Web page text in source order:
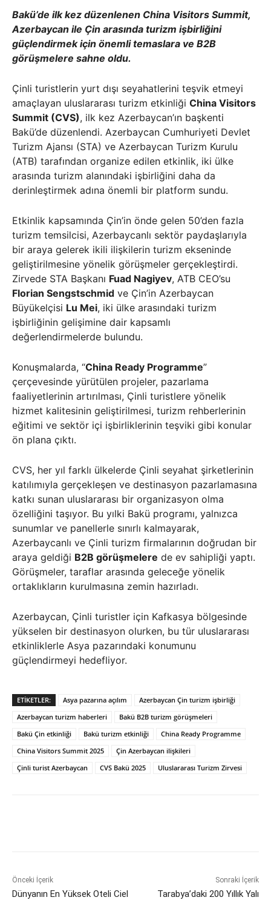
Bakü’de ilk kez düzenlenen China Visitors Summit,
Azerbaycan ile Çin arasında turizm işbirliğini
güçlendirmek için önemli temaslara ve B2B
görüşmelere sahne oldu.
Çinli turistlerin yurt dışı seyahatlerini teşvik etmeyi
amaçlayan uluslararası turizm etkinliği China Visitors
Summit (CVS), ilk kez Azerbaycan’ın başkenti
Bakü’de düzenlendi. Azerbaycan Cumhuriyeti Devlet
Turizm Ajansı (STA) ve Azerbaycan Turizm Kurulu
(ATB) tarafından organize edilen etkinlik, iki ülke
arasında turizm alanındaki işbirliğini daha da
derinleştirmek adına önemli bir platform sundu.
Etkinlik kapsamında Çin’in önde gelen 50’den fazla
turizm temsilcisi, Azerbaycanlı sektör paydaşlarıyla
bir araya gelerek ikili ilişkilerin turizm ekseninde
geliştirilmesine yönelik görüşmeler gerçekleştirdi.
Zirvede STA Başkanı Fuad Nagiyev, ATB CEO’su
Florian Sengstschmid ve Çin’in Azerbaycan
Büyükelçisi Lu Mei, iki ülke arasındaki turizm
işbirliğinin gelişimine dair kapsamlı
değerlendirmelerde bulundu.
Konuşmalarda, “China Ready Programme”
çerçevesinde yürütülen projeler, pazarlama
faaliyetlerinin artırılması, Çinli turistlere yönelik
hizmet kalitesinin geliştirilmesi, turizm rehberlerinin
eğitimi ve sektör içi işbirliklerinin teşviki gibi konular
ön plana çıktı.
CVS, her yıl farklı ülkelerde Çinli seyahat şirketlerinin
katılımıyla gerçekleşen ve destinasyon pazarlamasına
katkı sunan uluslararası bir organizasyon olma
özelliğini taşıyor. Bu yılki Bakü programı, yalnızca
sunumlar ve panellerle sınırlı kalmayarak,
Azerbaycanlı ve Çinli turizm firmalarının doğrudan bir
araya geldiği B2B görüşmelere de ev sahipliği yaptı.
Görüşmeler, taraflar arasında geleceğe yönelik
ortaklıkların kurulmasına zemin hazırladı.
Azerbaycan, Çinli turistler için Kafkasya bölgesinde
yükselen bir destinasyon olurken, bu tür uluslararası
etkinliklerle Asya pazarındaki konumunu
güçlendirmeyi hedefliyor.
ETIKETLER: Asya pazarına açılım
Azerbaycan Çin turizm işbirliği
Azerbaycan turizm haberleri
Bakü B2B turizm görüşmeleri
Bakü Çin etkinliği
Bakü turizm etkinliği
China Ready Programme
China Visitors Summit 2025
Çin Azerbaycan ilişkileri
Çinli turist Azerbaycan
CVS Bakü 2025 Uluslararası Turizm Zirvesi
Önceki İçerik
Dünyanın En Yüksek Oteli Ciel
Sonraki İçerik
Tarabya’daki 200 Yıllık Yalı